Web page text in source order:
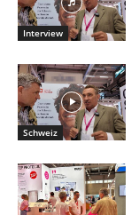
Interview
Schweiz